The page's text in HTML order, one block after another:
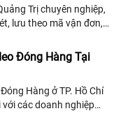
Trị chuyên nghiệp,
lưu theo mã vận đơn,
Đóng Hàng Tại
Hàng ở TP. Hồ Chí
các doanh nghiệp